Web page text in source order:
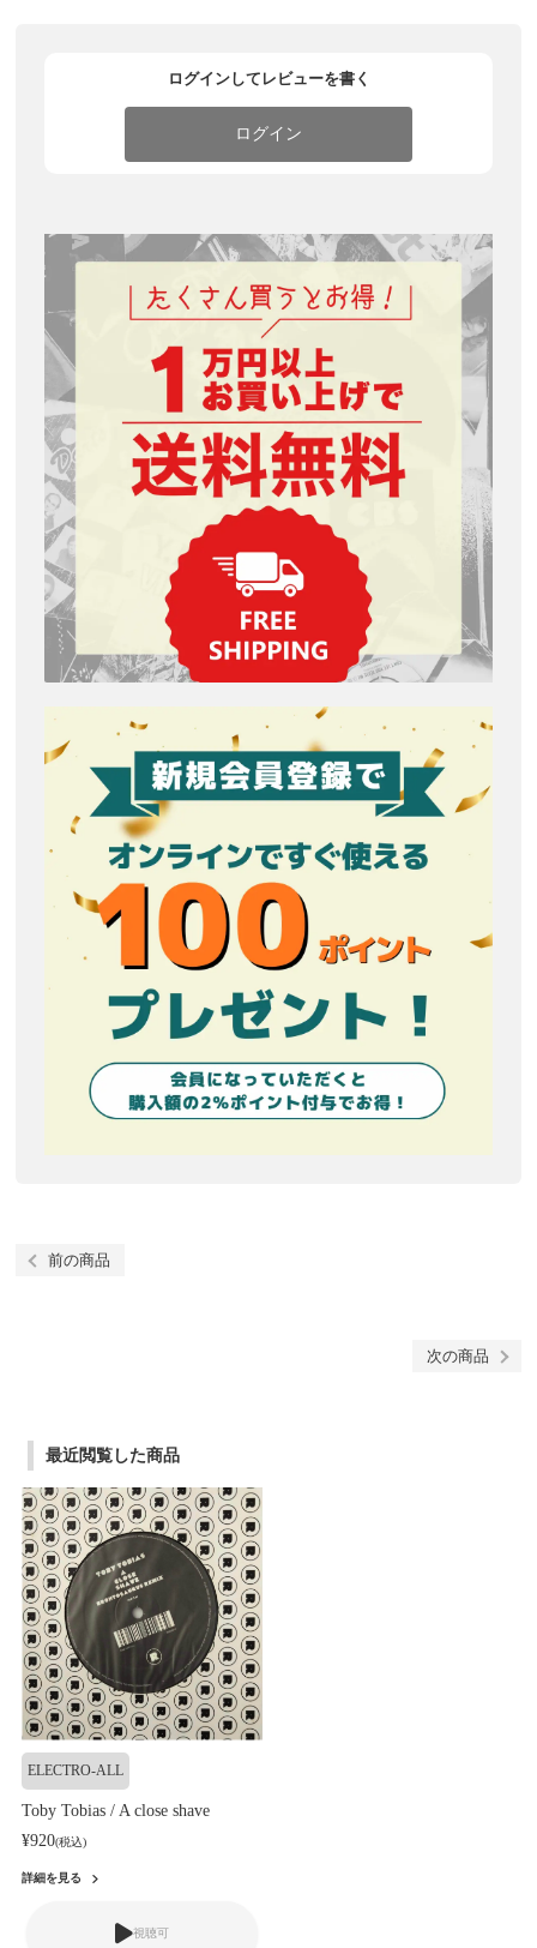
ログインしてレビューを書く
ログイン
前の商品
次の商品
最近閲覧した商品
ELECTRO-ALL
Toby Tobias / A close shave
¥920(税込)
詳細を見る
視聴可